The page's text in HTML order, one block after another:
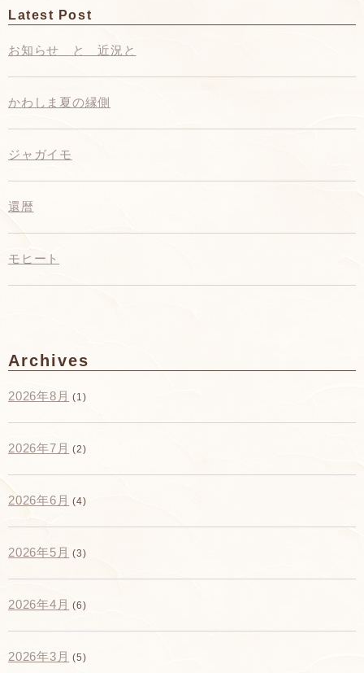
Latest Post
お知らせ と 近況と
かわしま夏の縁側
ジャガイモ
還暦
モヒート
Archives
2026年8月 (1)
2026年7月 (2)
2026年6月 (4)
2026年5月 (3)
2026年4月 (6)
2026年3月 (5)